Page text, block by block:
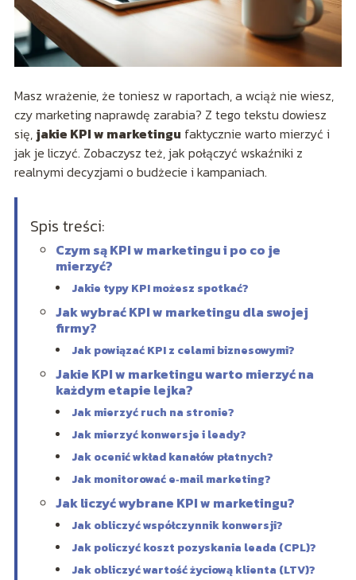
Masz wrażenie, że toniesz w raportach, a wciąż nie wiesz,
czy marketing naprawdę zarabia? Z tego tekstu dowiesz
się, jakie KPI w marketingu faktycznie warto mierzyć i
jak je liczyć. Zobaczysz też, jak połączyć wskaźniki z
realnymi decyzjami o budżecie i kampaniach.
Spis treści:
Czym są KPI w marketingu i po co je
mierzyć?
Jakie typy KPI możesz spotkać?
Jak wybrać KPI w marketingu dla swojej
firmy?
Jak powiązać KPI z celami biznesowymi?
Jakie KPI w marketingu warto mierzyć na
każdym etapie lejka?
Jak mierzyć ruch na stronie?
Jak mierzyć konwersje i leady?
Jak ocenić wkład kanałów płatnych?
Jak monitorować e‑mail marketing?
Jak liczyć wybrane KPI w marketingu?
Jak obliczyć współczynnik konwersji?
Jak policzyć koszt pozyskania leada (CPL)?
Jak obliczyć wartość życiową klienta (LTV)?